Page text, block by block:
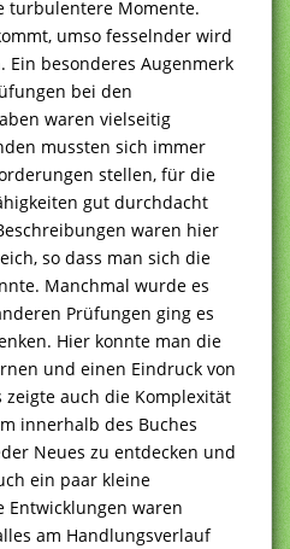
turbulentere Momente.
umso fesselnder wird
besonderes Augenmerk
bei den
waren vielseitig
mussten sich immer
stellen, für die
gut durchdacht
waren hier
so dass man sich die
Manchmal wurde es
Prüfungen ging es
Hier konnte man die
und einen Eindruck von
zeigte auch die Komplexität
innerhalb des Buches
Neues zu entdecken und
ein paar kleine
Entwicklungen waren
am Handlungsverlauf